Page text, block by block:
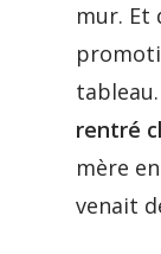
mur. Et
rentré
mère
venait